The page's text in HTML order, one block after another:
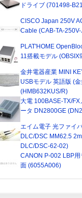
ドライブ (701498-
CISCO Japan 250V
Cable (CAB-TA-
PLAT'HOME
11搭載モデル
金井電器産業 MINI
USBモデル 英語版 (
(HMB632KUS/R)
大電 100BASE-TX/
ータ DN2800GE
エイム電子 光ファイ
DLC/DSC MM62.5
DLC/DSC-62-02)
CANON P-002 LBP
面 (6055A006)